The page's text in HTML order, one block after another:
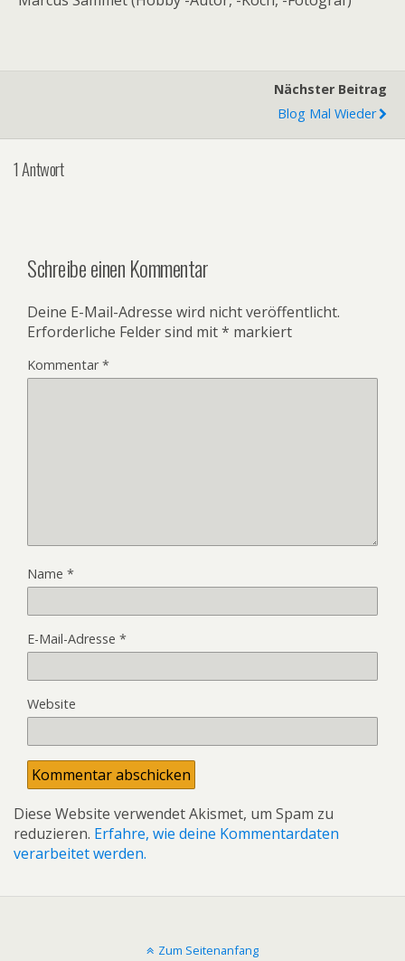
Nächster Beitrag
Blog Mal Wieder
1 Antwort
Schreibe einen Kommentar
Deine E-Mail-Adresse wird nicht veröffentlicht.
Erforderliche Felder sind mit* markiert
Kommentar*
Name *
E-Mail-Adresse *
Website
Diese Website verwendet Akismet, um Spam zu
reduzieren. Erfahre, wie deine Kommentardaten
verarbeitet werden.
Zum Seitenanfang